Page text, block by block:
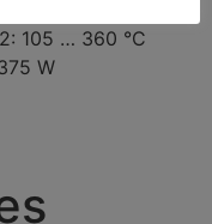
105 … 360 °C
W